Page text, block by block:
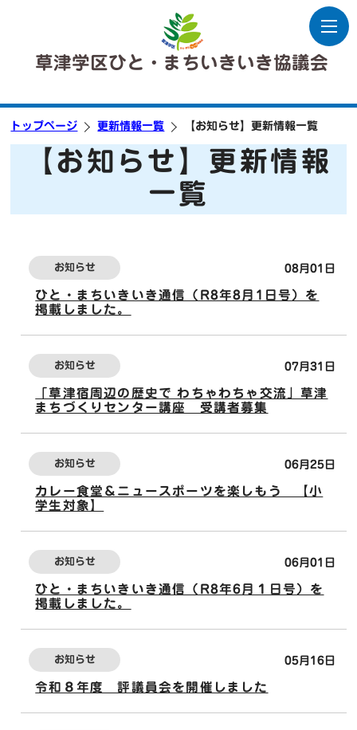
草津学区ひと・まちいきいき協議会
トップページ 更新情報一覧 【お知らせ】更新情報一覧
【お知らせ】更新情報
一覧
08月01日
お知らせ
ひと・まちいきいき通信（R8年8月1日号）を
掲載しました。
07月31日
お知らせ
「草津宿周辺の歴史で わちゃわちゃ交流」草津
まちづくりセンター講座 受講者募集
06月25日
お知らせ
カレー食堂＆ニュースポーツを楽しもう 【小
学生対象】
06月01日
お知らせ
ひと・まちいきいき通信（R8年6月１日号）を
掲載しました。
05月16日
お知らせ
令和８年度 評議員会を開催しました